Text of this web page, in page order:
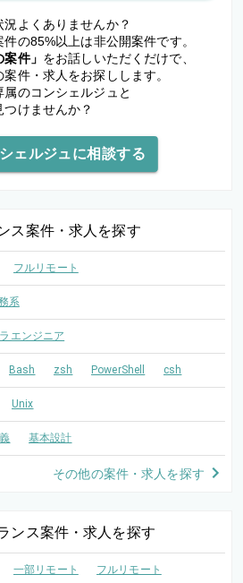
よくありませんか？
の85%以上は非公開案件です。
件」 をお話しいただくだけで、
件・求人をお探しします。
のコンシェルジュと
つけませんか？
ェルジュに相談する
ス案件・求人を探す
フルリモート
系
エンジニア
Bash zsh PowerShell csh
Unix
基本設計
その他の案件・求人を探す
ンス案件・求人を探す
一部リモート フルリモート